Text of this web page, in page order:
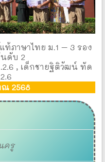
ภาษาไทย ม.1 – 3 รอง
นดับ 2
, เด็กชายฐิติวัฒน์ ทัด
ณ 2568
ครู